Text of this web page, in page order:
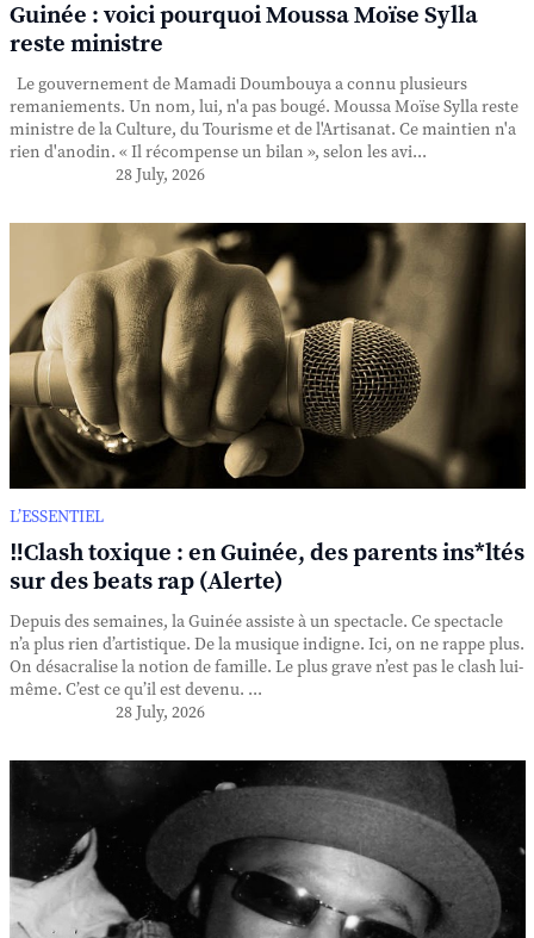
Guinée : voici pourquoi Moussa Moïse Sylla
reste ministre
Le gouvernement de Mamadi Doumbouya a connu plusieurs
remaniements. Un nom, lui, n'a pas bougé. Moussa Moïse Sylla reste
ministre de la Culture, du Tourisme et de l'Artisanat. Ce maintien n'a
rien d'anodin. « Il récompense un bilan », selon les avi...
28 July, 2026
L’ESSENTIEL
‼️Clash toxique : en Guinée, des parents ins*ltés
sur des beats rap (Alerte)
Depuis des semaines, la Guinée assiste à un spectacle. Ce spectacle
n’a plus rien d’artistique. De la musique indigne. Ici, on ne rappe plus.
On désacralise la notion de famille. Le plus grave n’est pas le clash lui-
même. C’est ce qu’il est devenu. ...
28 July, 2026